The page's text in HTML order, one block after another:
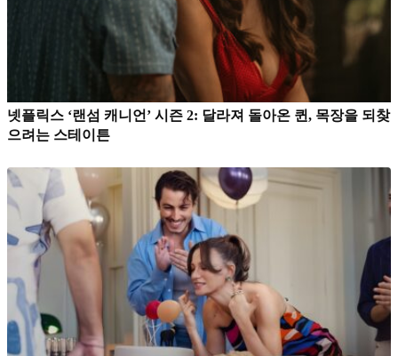
넷플릭스 ‘랜섬 캐니언’ 시즌 2: 달라져 돌아온 퀸, 목장을 되찾
으려는 스테이튼